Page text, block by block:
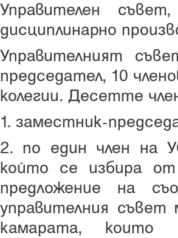
Управителен
дисциплинарно
Управителният
председател, 10
колегии. Десетте
1. заместник-
2. по един член на
който се избира
предложение на
управителния
камарата, които